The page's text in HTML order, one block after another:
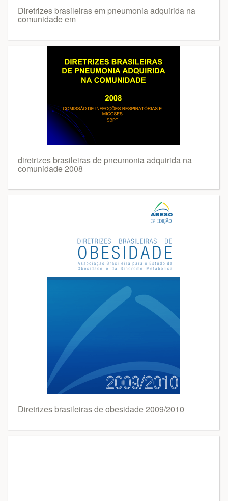
Diretrizes brasileiras em pneumonia adquirida na
comunidade em
diretrizes brasileiras de pneumonia adquirida na
comunidade 2008
Diretrizes brasileiras de obesidade 2009/2010